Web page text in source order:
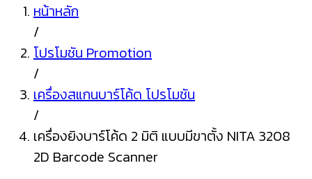
หน้าหลัก
/
โปรโมชัน Promotion
/
เครื่องสแกนบาร์โค้ด โปรโมชัน
/
เครื่องยิงบาร์โค้ด 2 มิติ แบบมีขาตั้ง NITA 3208
2D Barcode Scanner